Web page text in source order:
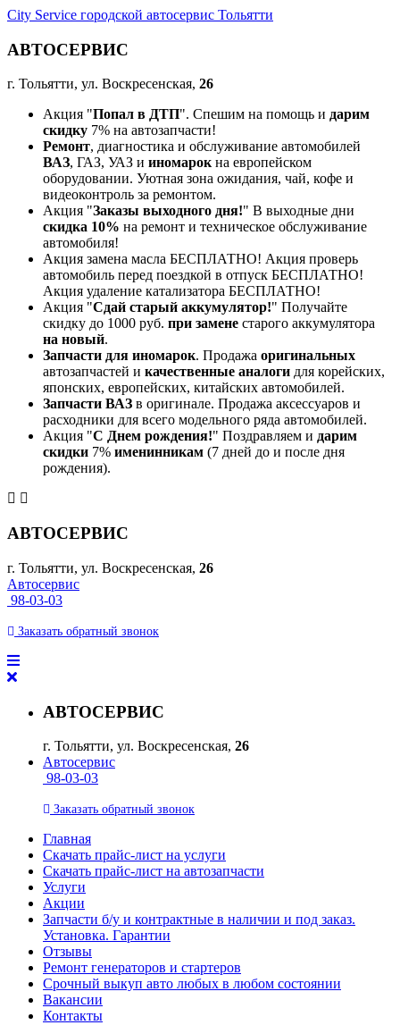
City Service городской автосервис Тольятти
АВТОСЕРВИС
г. Тольятти, ул. Воскресенская, 26
Акция "Попал в ДТП". Спешим на помощь и дарим
скидку 7% на автозапчасти!
Ремонт, диагностика и обслуживание автомобилей
ВАЗ, ГАЗ, УАЗ и иномарокна европейском
оборудовании. Уютная зона ожидания, чай, кофе и
видеоконтроль за ремонтом.
Акция "Заказы выходного дня!" В выходные дни
скидка 10% на ремонт и техническое обслуживание
автомобиля!
Акция замена масла БЕСПЛАТНО! Акция проверь
автомобиль перед поездкой в отпуск БЕСПЛАТНО!
Акция удаление катализатора БЕСПЛАТНО!
Акция "Сдай старый аккумулятор!" Получайте
скидку до 1000 руб. при замене старого аккумулятора
на новый.
Запчасти для иномарок. Продажа оригинальных
автозапчастей и качественные аналоги для корейских,
японских, европейских, китайских автомобилей.
Запчасти ВАЗ в оригинале. Продажа аксессуаров и
расходники для всего модельного ряда автомобилей.
Акция "С Днем рождения!" Поздравляем и дарим
скидки 7% именинникам (7 дней до и после дня
рождения).
АВТОСЕРВИС
г. Тольятти, ул. Воскресенская, 26
Автосервис
98-03-03
Заказать обратный звонок
АВТОСЕРВИС
г. Тольятти, ул. Воскресенская, 26
Автосервис
98-03-03
Заказать обратный звонок
Главная
Скачать прайс-лист на услуги
Скачать прайс-лист на автозапчасти
Услуги
Акции
Запчасти б/у и контрактные в наличии и под заказ.
Установка. Гарантии
Отзывы
Ремонт генераторов и стартеров
Cрочный выкуп авто любых в любом состоянии
Вакансии
Контакты